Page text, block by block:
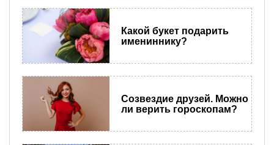
Какой букет подарить
имениннику?
Созвездие друзей. Можно
ли верить гороскопам?